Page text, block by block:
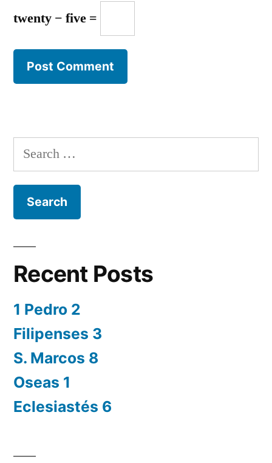
twenty − five =
Search
for:
Recent Posts
1 Pedro 2
Filipenses 3
S. Marcos 8
Oseas 1
Eclesiastés 6